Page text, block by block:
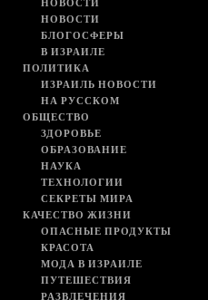
НОВОСТИ
БЛОГОСФЕРЫ
В ИЗРАИЛЕ
ПОЛИТИКА
ИЗРАИЛЬ НОВОСТИ
НА РУССКОМ
ОБЩЕСТВО
ЗДОРОВЬЕ
ОБРАЗОВАНИЕ
НАУКА
ТЕХНОЛОГИИ
СЕКРЕТЫ МИРА
КАЧЕСТВО ЖИЗНИ
ОПАСНЫЕ ПРОДУКТЫ
КРАСОТА
МОДА В ИЗРАИЛЕ
ПУТЕШЕСТВИЯ
РАЗВЛЕЧЕНИЯ